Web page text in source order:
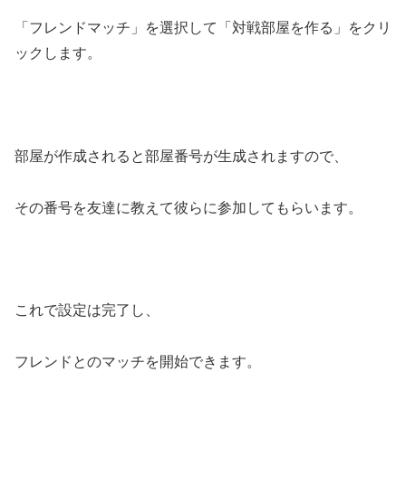
「フレンドマッチ」を選択して「対戦部屋を作る」をクリ
ックします。
部屋が作成されると部屋番号が生成されますので、
その番号を友達に教えて彼らに参加してもらいます。
これで設定は完了し、
フレンドとのマッチを開始できます。